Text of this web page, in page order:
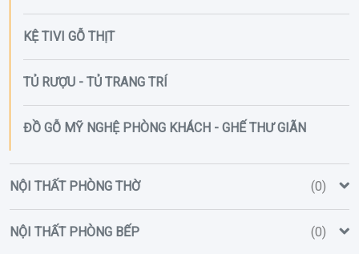
KỆ TIVI GỖ THỊT
TỦ RƯỢU - TỦ TRANG TRÍ
ĐỒ GỖ MỸ NGHỆ PHÒNG KHÁCH - GHẾ THƯ GIÃN
NỘI THẤT PHÒNG THỜ (0)
NỘI THẤT PHÒNG BẾP (0)